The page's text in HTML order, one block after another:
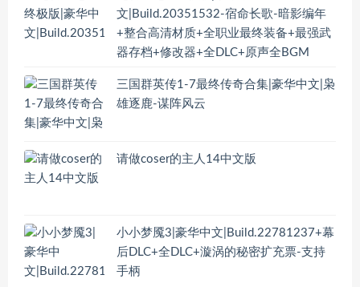
文|Build.20351532-宿命长歌-暗影编年
+整合高清材质+全职业最终装备+最强武
器存档+修改器+全DLC+原声全BGM
三国群英传1-7最终传奇合集|豪华中文|枭
雄逐鹿-谋阵风云
请做coser的主人14中文版
小小梦魇3|豪华中文|Build.22781237+幕
后DLC+全DLC+漩涡的秘密扩充票-支持
手柄